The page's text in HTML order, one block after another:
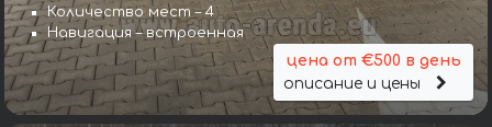
Количество мест – 4
Навигация – встроенная
цена от €500 в день
описание и цены